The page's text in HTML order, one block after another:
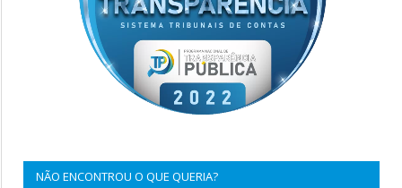
NÃO ENCONTROU O QUE QUERIA?